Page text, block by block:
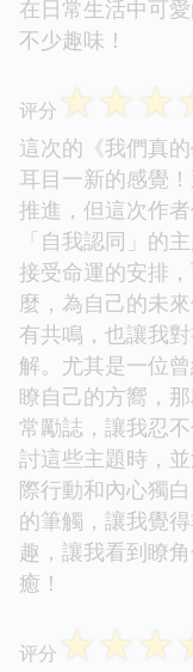
在日常生活中可
不少趣味！
评分 ☆☆☆
這次的《我們真
耳目一新的感覺
推進，但這次作
「自我認同」的
接受命運的安排
麼，為自己的未
有共鳴，也讓我
解。尤其是一位
瞭自己的方嚮，
常勵誌，讓我忍
討這些主題時，
際行動和內心獨
的筆觸，讓我覺
趣，讓我看到瞭
癒！
评分 ☆☆☆